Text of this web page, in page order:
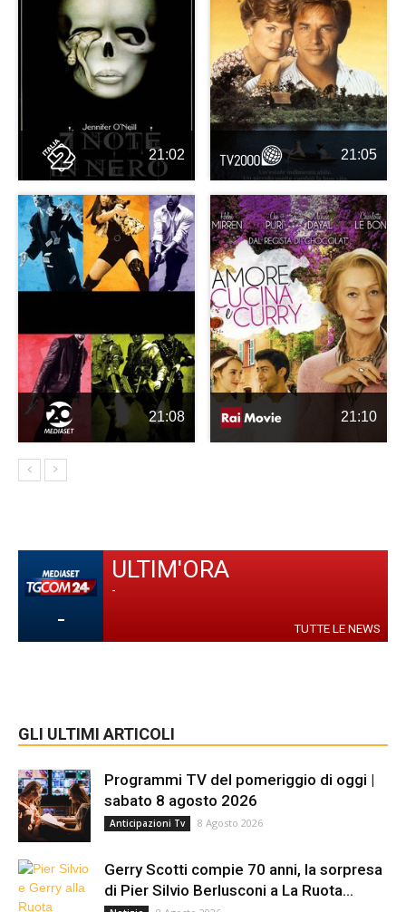
21:02 21:05
21:08 21:10
-
ULTIM'ORA
-
TUTTE LE NEWS
GLI ULTIMI ARTICOLI
Programmi TV del pomeriggio di oggi |
sabato 8 agosto 2026
Anticipazioni Tv 8 Agosto 2026
Gerry Scotti compie 70 anni, la sorpresa
di Pier Silvio Berlusconi a La Ruota...